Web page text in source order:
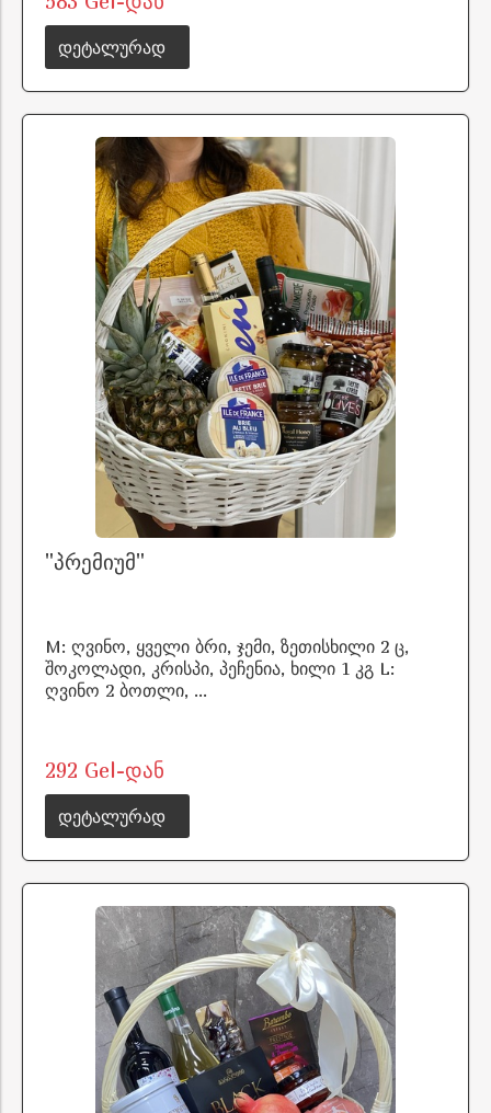
დეტალურად
"პრემიუმ"
M: ღვინო, ყველი ბრი, ჯემი, ზეთისხილი 2 ც,
შოკოლადი, კრისპი, პეჩენია, ხილი 1 კგ L:
ღვინო 2 ბოთლი, ...
292 Gel-დან
დეტალურად